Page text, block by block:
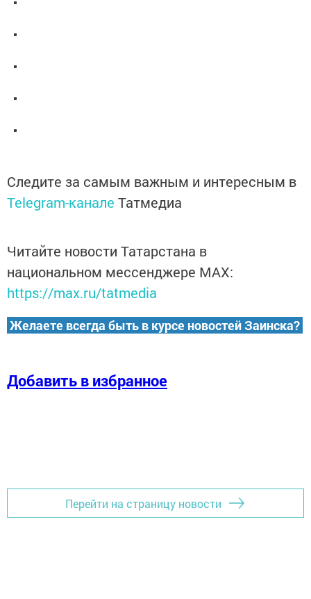
Следите за самым важным и интересным в
Telegram-канале Татмедиа
Читайте новости Татарстана в
национальном мессенджере MАХ:
https://max.ru/tatmedia
Желаете всегда быть в курсе новостей Заинска?
Добавить в избранное
Перейти на страницу новости